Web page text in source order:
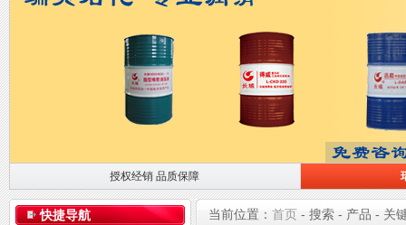
授权经销 品质保障
授权经销 品质保障
瑞贝石化 专业润滑
快捷导航 当前位置： 首页 - 搜索 - 产品 - 关